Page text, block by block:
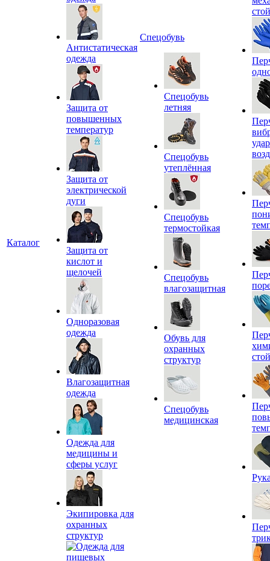
Каталог
Антистатическая
одежда
Защита от
повышенных
температур
Защита от
электрической
дуги
Защита от
кислот и
щелочей
Одноразовая
одежда
Влагозащитная
одежда
Одежда для
медицины и
сферы услуг
Экипировка для
охранных
структур
Спецобувь
Спецобувь
летняя
Спецобувь
утеплённая
Спецобувь
термостойкая
Спецобувь
влагозащитная
Обувь для
охранных
структур
Спецобувь
медицинская